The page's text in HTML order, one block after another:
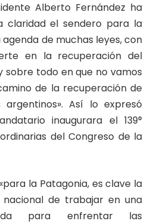
Alberto Fernández ha
claridad el sendero para la
de muchas leyes, con
en la recuperación del
sobre todo en que no vamos
de la recuperación de
Así lo expresó
inaugurara el 139°
del Congreso de la
la Patagonia, es clave la
de trabajar en una
para enfrentar las